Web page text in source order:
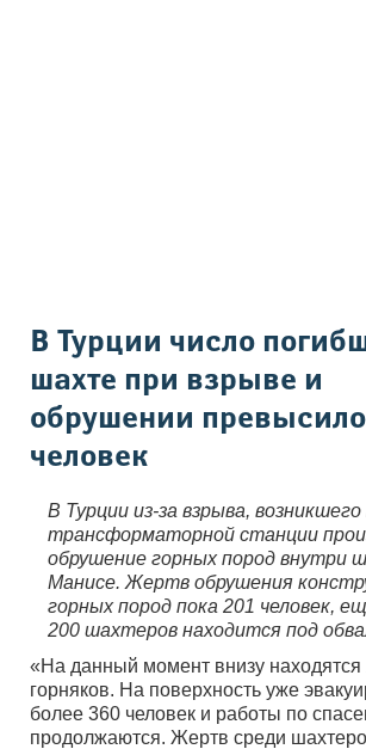
Вы здесь
В Турции число
шахте при взрыве и
обрушении
человек
В Турции из-за взрыва, возникшего
трансформаторной станции
обрушение горных пород внутри
Манисе. Жертв обрушения
горных пород пока 201 человек,
200 шахтеров находится под
«На данный момент внизу находятся
горняков. На поверхность уже
более 360 человек и работы по
продолжаются. Жертв среди